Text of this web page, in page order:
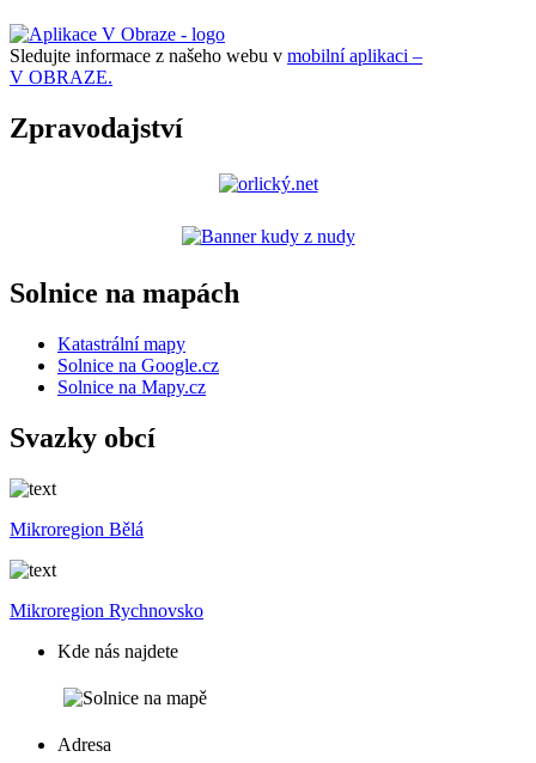
Sledujte informace z našeho webu v mobilní aplikaci –
V OBRAZE.
Zpravodajství
Solnice na mapách
Katastrální mapy
Solnice na Google.cz
Solnice na Mapy.cz
Svazky obcí
Mikroregion Bělá
Mikroregion Rychnovsko
Kde nás najdete
Adresa